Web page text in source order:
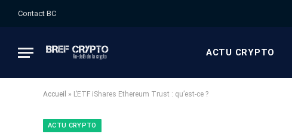
Contact BC
ACTU CRYPTO
Accueil » L’ETF iShares Ethereum Trust : qu’est-ce ?
ACTU CRYPTO